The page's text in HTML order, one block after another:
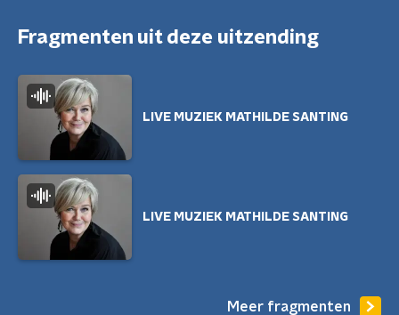
Fragmenten uit deze uitzending
LIVE MUZIEK MATHILDE SANTING
LIVE MUZIEK MATHILDE SANTING
Meer fragmenten